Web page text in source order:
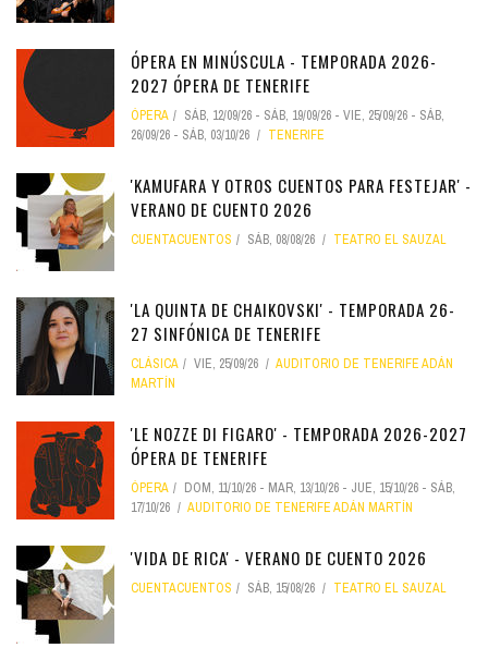
ÓPERA EN MINÚSCULA - TEMPORADA 2026-
2027 ÓPERA DE TENERIFE
ÓPERA SÁB, 12/09/26 - SÁB, 19/09/26 - VIE, 25/09/26 - SÁB,
26/09/26 - SÁB, 03/10/26 TENERIFE
'KAMUFARA Y OTROS CUENTOS PARA FESTEJAR' -
VERANO DE CUENTO 2026
CUENTACUENTOS SÁB, 08/08/26 TEATRO EL SAUZAL
'LA QUINTA DE CHAIKOVSKI' - TEMPORADA 26-
27 SINFÓNICA DE TENERIFE
CLÁSICA VIE, 25/09/26
AUDITORIO DE TENERIFE ADÁN
MARTÍN
'LE NOZZE DI FIGARO' - TEMPORADA 2026-2027
ÓPERA DE TENERIFE
ÓPERA DOM, 11/10/26 - MAR, 13/10/26 - JUE, 15/10/26 - SÁB,
17/10/26
AUDITORIO DE TENERIFE ADÁN MARTÍN
'VIDA DE RICA' - VERANO DE CUENTO 2026
CUENTACUENTOS SÁB, 15/08/26 TEATRO EL SAUZAL